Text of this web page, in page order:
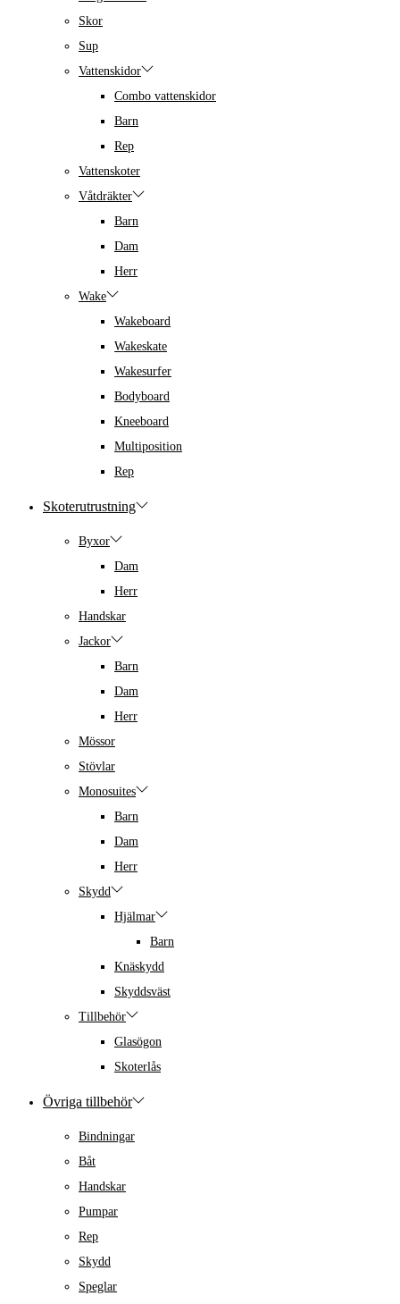
Skor
Sup
Vattenskidor
Combo vattenskidor
Barn
Rep
Vattenskoter
Våtdräkter
Barn
Dam
Herr
Wake
Wakeboard
Wakeskate
Wakesurfer
Bodyboard
Kneeboard
Multiposition
Rep
Skoterutrustning
Byxor
Dam
Herr
Handskar
Jackor
Barn
Dam
Herr
Mössor
Stövlar
Monosuites
Barn
Dam
Herr
Skydd
Hjälmar
Barn
Knäskydd
Skyddsväst
Tillbehör
Glasögon
Skoterlås
Övriga tillbehör
Bindningar
Båt
Handskar
Pumpar
Rep
Skydd
Speglar